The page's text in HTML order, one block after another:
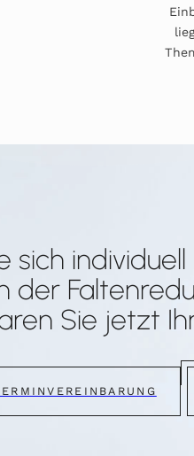
sich
der
Sie jetzt